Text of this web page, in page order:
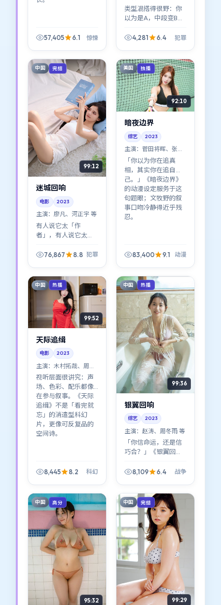
57,405 6.1 惊悚
等
类型混搭得很野：你
以为是A，中段变B，
《银翼追缉》像一次
4,281 6.4 犯罪
中国 完结
99:12
迷城回响
电影 2023
主演： 廖凡、河正宇 等
有人说它太「作
者」，有人说它太
盾。《迷城回响》在
衡点。
76,867 8.8 犯罪
美国 独播
92:10
暗夜边界
综艺 2023
主演： 菅田将晖、张译
等「你以为你在追真
相，其实你在追自
己。」《暗夜边界》
的动漫设定服务于这
句题眼；文牧野的叙
事口吻冷静得近乎残
忍。
83,400 9.1 动漫
中国 热播
99:52
天际追缉
电影 2023
主演： 木村拓哉、周迅
等
视听层面很讲究：声
场、色彩、配乐都像
在参与叙事。《天际
追缉》不是「看完就
忘」的消遣型科幻
片，更像可反复品的
空间诗。
8,445 8.2 科幻
中国 热播
99:36
银翼回响
综艺 2023
主演： 赵涛、周冬雨 等
「你信命运，还是信
巧合？」《银翼回
写进了每一帧。战争
8,109 6.4 战争
中国 高分
95:32
中国 完结
99:29